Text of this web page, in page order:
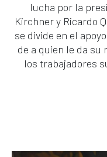
lucha por la
Kirchner y Ricardo
se divide en el
de a quien le da su
los trabajadores